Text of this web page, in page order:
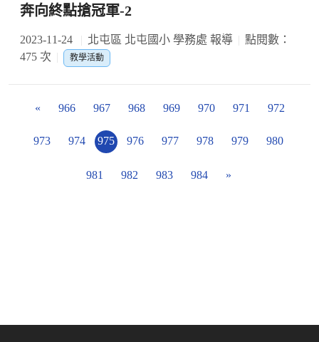
奔向終點搶冠軍-2
2023-11-24 北屯區 北屯國小 學務處 報導
點閱數：
475 次
教學活動
« 966 967 968 969 970 971 972
973 974 975 976 977 978 979 980
981 982 983 984 »